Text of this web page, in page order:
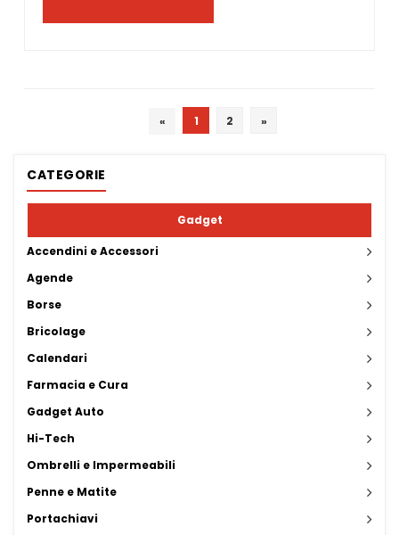
« 1 2 »
CATEGORIE
Gadget
Accendini e Accessori
Agende
Borse
Bricolage
Calendari
Farmacia e Cura
Gadget Auto
Hi-Tech
Ombrelli e Impermeabili
Penne e Matite
Portachiavi